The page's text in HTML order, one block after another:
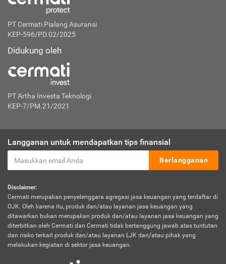
PT Cermati Pialang Asuransi
KEP-596/PD.02/2025
Didukung oleh
PT Artha Investa Teknologi
KEP-7/PM.21/2021
Langganan untuk mendapatkan tips finansial
Berlangganan
Disclaimer:
Cermati merupakan penyelenggara agregasi jasa keuangan yang terdaftar di
OJK. Oleh karena itu, produk dan/atau layanan jasa keuangan yang
ditawarkan bukan merupakan produk dan/atau layanan jasa keuangan yang
diterbitkan oleh Cermati dan Cermati tidak bertanggung jawab atas tuntutan
dan risiko terkait produk dan/atau layanan LJK dan/atau pihak yang
melakukan kegiatan di sektor jasa keuangan.